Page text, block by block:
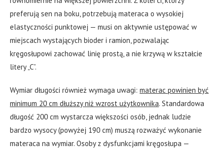
preferują sen na boku, potrzebują materaca o wysokiej
elastyczności punktowej — musi on aktywnie ustępować w
miejscach wystających bioder i ramion, pozwalając
kręgosłupowi zachować linię prostą, a nie krzywą w kształcie
litery „C”.
Wymiar długości również wymaga uwagi: materac powinien być
minimum 20 cm dłuższy niż wzrost użytkownika. Standardowa
długość 200 cm wystarcza większości osób, jednak ludzie
bardzo wysocy (powyżej 190 cm) muszą rozważyć wykonanie
materaca na wymiar. Osoby z dysfunkcjami kręgosłupa —